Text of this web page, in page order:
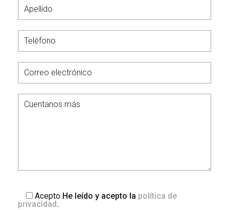
Acepto He leído y acepto la política de
privacidad .